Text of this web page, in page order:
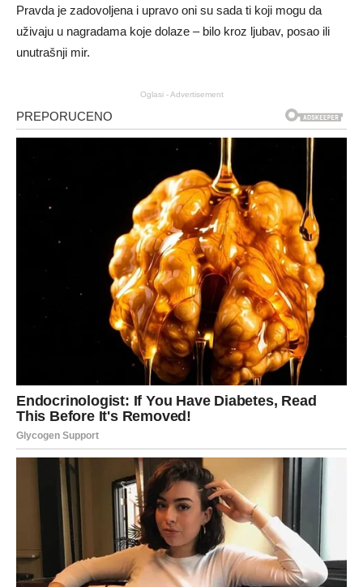
Pravda je zadovoljena i upravo oni su sada ti koji mogu da
uživaju u nagradama koje dolaze – bilo kroz ljubav, posao ili
unutrašnji mir.
Oglasi - Advertisement